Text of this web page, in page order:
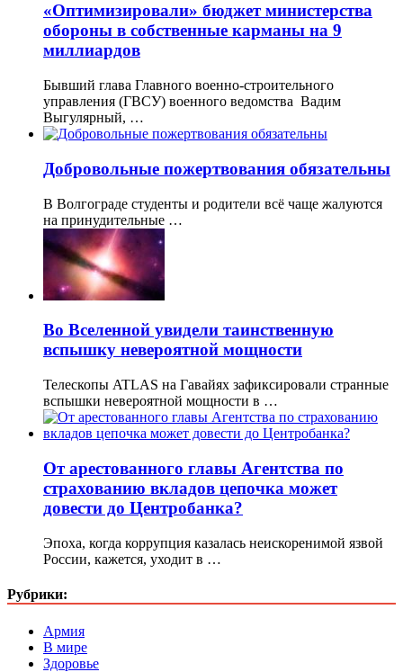
«Оптимизировали» бюджет министерства
обороны в собственные карманы на 9
миллиардов
Бывший глава Главного военно-строительного
управления (ГВСУ) военного ведомства Вадим
Выгулярный, …
Добровольные пожертвования обязательны
В Волгограде студенты и родители всё чаще жалуются
на принудительные …
Во Вселенной увидели таинственную
вспышку невероятной мощности
Телескопы ATLAS на Гавайях зафиксировали странные
вспышки невероятной мощности в …
От арестованного главы Агентства по
страхованию вкладов цепочка может
довести до Центробанка?
Эпоха, когда коррупция казалась неискоренимой язвой
России, кажется, уходит в …
Рубрики:
Армия
В мире
Здоровье